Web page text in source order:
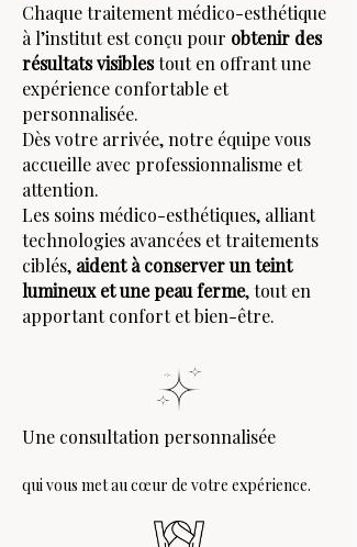
Chaque traitement médico-esthétique
à l’institut est conçu pour obtenir des
résultats visiblestout en offrant une
expérience confortable et
personnalisée.
Dès votre arrivée, notre équipe vous
accueille avec professionnalisme et
attention.
Les soins médico-esthétiques, alliant
technologies avancées et traitements
ciblés, aident à conserver un teint
lumineux et une peau ferme, tout en
apportant confort et bien-être.
Une consultation personnalisée
qui vous met au cœur de votre expérience.